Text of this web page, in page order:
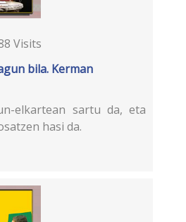
Visits
bila. Kerman
elkartean sartu da, eta
hasi da.